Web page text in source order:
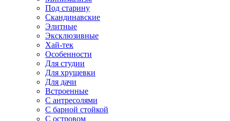
Под старину
Скандинавские
Элитные
Эксклюзивные
Хай-тек
Особенности
Для студии
Для хрущевки
Для дачи
Встроенные
С антресолями
С барной стойкой
С островом